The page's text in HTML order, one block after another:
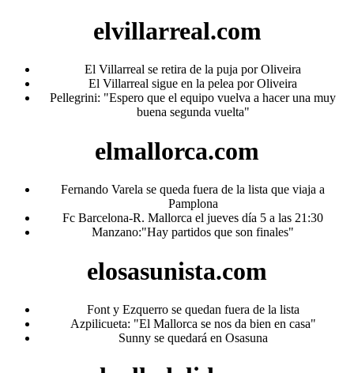
elvillarreal.com
El Villarreal se retira de la puja por Oliveira
El Villarreal sigue en la pelea por Oliveira
Pellegrini: "Espero que el equipo vuelva a hacer una muy
buena segunda vuelta"
elmallorca.com
Fernando Varela se queda fuera de la lista que viaja a
Pamplona
Fc Barcelona-R. Mallorca el jueves día 5 a las 21:30
Manzano:"Hay partidos que son finales"
elosasunista.com
Font y Ezquerro se quedan fuera de la lista
Azpilicueta: "El Mallorca se nos da bien en casa"
Sunny se quedará en Osasuna